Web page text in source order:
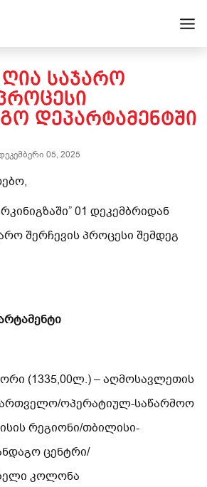
ᲡᲐᲯᲐᲠᲝ
ᲓᲔᲞᲐᲠᲢᲐᲛᲔᲜᲢᲨᲘ
05, 2025
01 დეკემბრიდან
შერჩევის პროცესი შემდეგ
(1335,00ლ.) – აღმოსავლეთის
ოპერატიულ-საწარმოო
რეგიონი/თბილისი-
ცენტრი/
კოლონა